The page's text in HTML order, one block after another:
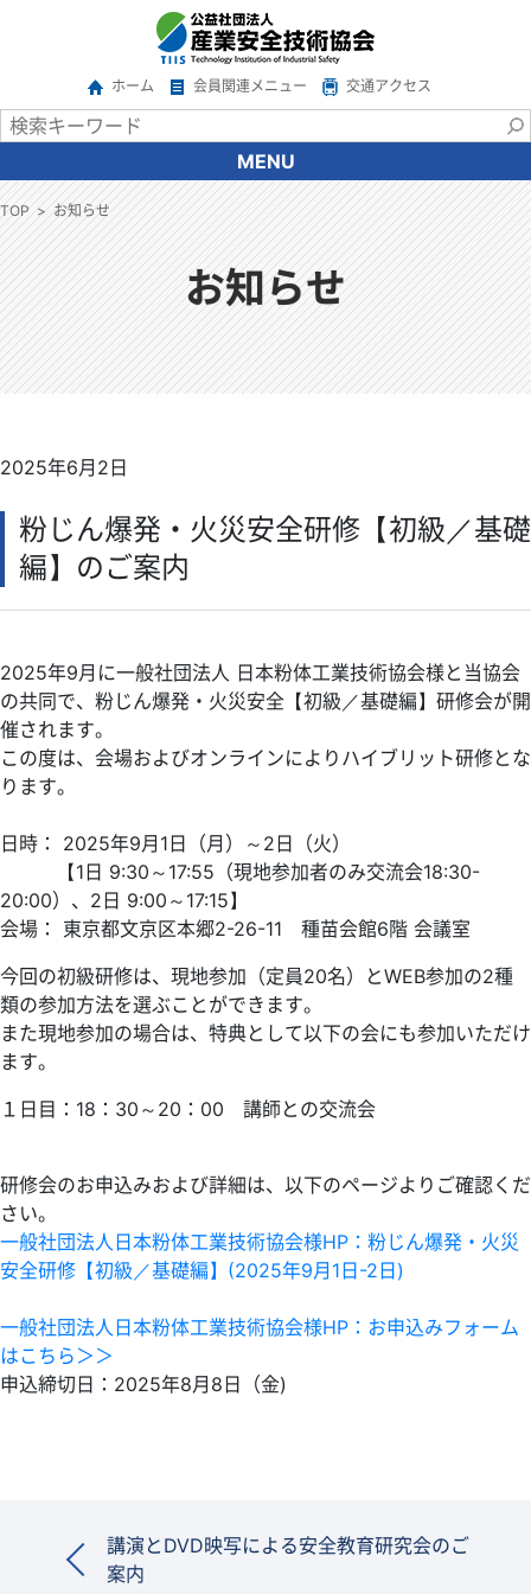
ホーム 会員関連メニュー 交通アクセス
MENU
協会について
会長あいさつ
協会の概要
沿革
情報公開
アクセス
広報
サービス一覧
検定
IECEx
海外関連サポート
TIIS認証
書籍等の頒布
講座・講習会のご案内
物品調達
お問合せ・ご意見
TOP お知らせ
お知らせ
2025年6月2日
粉じん爆発・火災安全研修【初級／基礎
編】のご案内
2025年9月に一般社団法人 日本粉体工業技術協会様と当協会
の共同で、粉じん爆発・火災安全【初級／基礎編】研修会が開
催されます。
この度は、会場およびオンラインによりハイブリット研修とな
ります。
日時： 2025年9月1日（月）～2日（火）
【1日 9:30～17:55（現地参加者のみ交流会18:30-
20:00） 、2日 9:00～17:15】
会場： 東京都文京区本郷2-26-11 種苗会館6階 会議室
今回の初級研修は、現地参加（定員20名）とWEB参加の2種
類の参加方法を選ぶことができます。
また現地参加の場合は、特典として以下の会にも参加いただけ
ます。
１日目：18：30～20：00 講師との交流会
研修会のお申込みおよび詳細は、以下のページよりご確認くだ
さい。
一般社団法人日本粉体工業技術協会様HP：粉じん爆発・火災
安全研修【初級／基礎編】(2025年9月1日-2日)
一般社団法人日本粉体工業技術協会様HP：お申込みフォーム
はこちら＞＞
申込締切日：2025年8月8日（金)
講演とDVD映写による安全教育研究会のご
案内